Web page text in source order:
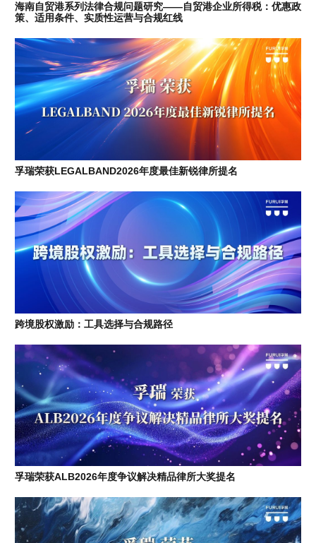
海南自贸港系列法律合规问题研究——自贸港企业所得税：优惠政
策、适用条件、实质性运营与合规红线
孚瑞荣获LEGALBAND2026年度最佳新锐律所提名
跨境股权激励：工具选择与合规路径
孚瑞荣获ALB2026年度争议解决精品律所大奖提名